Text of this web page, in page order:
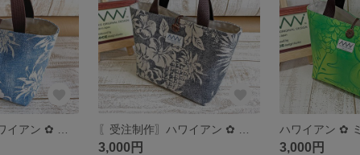
3,000円 3,000円